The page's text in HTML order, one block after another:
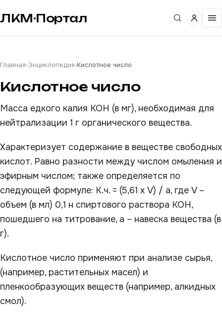
ЛКМ·Портал
Главная›Энциклопедия›Кислотное число
Кислотное число
Масса едкого калия КОН (в мг), необходимая для
нейтрализации 1 г органического вещества.
Характеризует содержание в веществе свободных
кислот. Равно разности между числом омыления и
эфирным числом; также определяется по
следующей формуле: К.ч. = (5,61 х V) / a, где V –
объем (в мл) 0,1 н спиртового раствора КОН,
пошедшего на титрование, а – навеска вещества (в
г).
Кислотное число применяют при анализе сырья,
(например, растительных масел) и
пленкообразующих веществ (например, алкидных
смол).